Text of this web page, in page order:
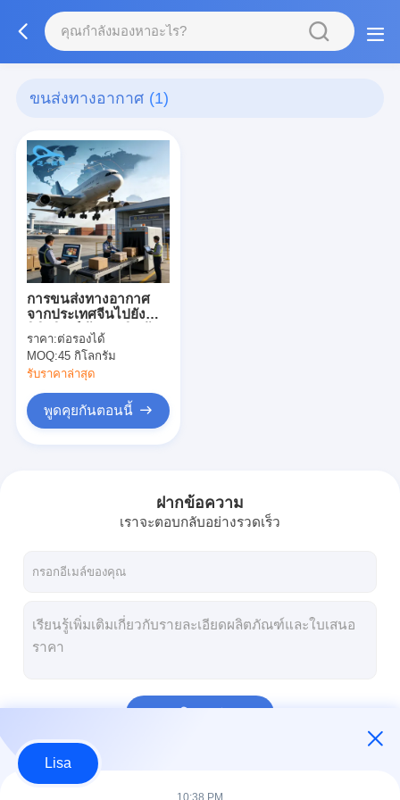
ขนส่งทางอากาศ (1)
การขนส่งทางอากาศ
จากประเทศจีนไปยัง
ฟิลิปปินส์ ผู้ส่งต่อสินค้า
จากประเทศจีน การ
ขนส่งสินค้าระหว่าง
ประเทศ
ราคา:ต่อรองได้
MOQ:45 กิโลกรัม
รับราคาล่าสุด
พูดคุยกันตอนนี้
ฝากข้อความ
เราจะตอบกลับอย่างรวดเร็ว
หมวดหมู่ของเรา
Lisa
10:38 PM